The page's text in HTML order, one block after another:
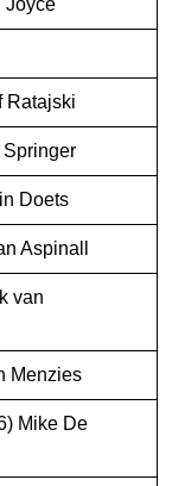
Joyce
Ratajski
Springer
Doets
Aspinall
van
Menzies
Mike De